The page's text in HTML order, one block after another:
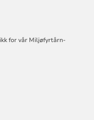
for vår Miljøfyrtårn-